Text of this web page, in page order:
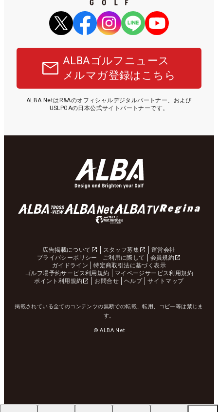
ALBAゴルフニュース
メルマガ登録はこちら
ALBA NetはR&Aのオフィシャルデジタルパートナー、および
USLPGAの日本公式サイトパートナーです。
広告掲載について スタッフ募集
運営会社
プライバシーポリシー
ご利用に際して
会員規約
ガイドライン
特定商取引法に基づく表示
ゴルフ場予約サービス利用規約
マイページサービス利用規約
ポイント利用規約
お問合せ ヘルプ サイトマップ
掲載されている全てのコンテンツの無断での転載、転用、コピー等は禁じま
す。
© ALBA Net